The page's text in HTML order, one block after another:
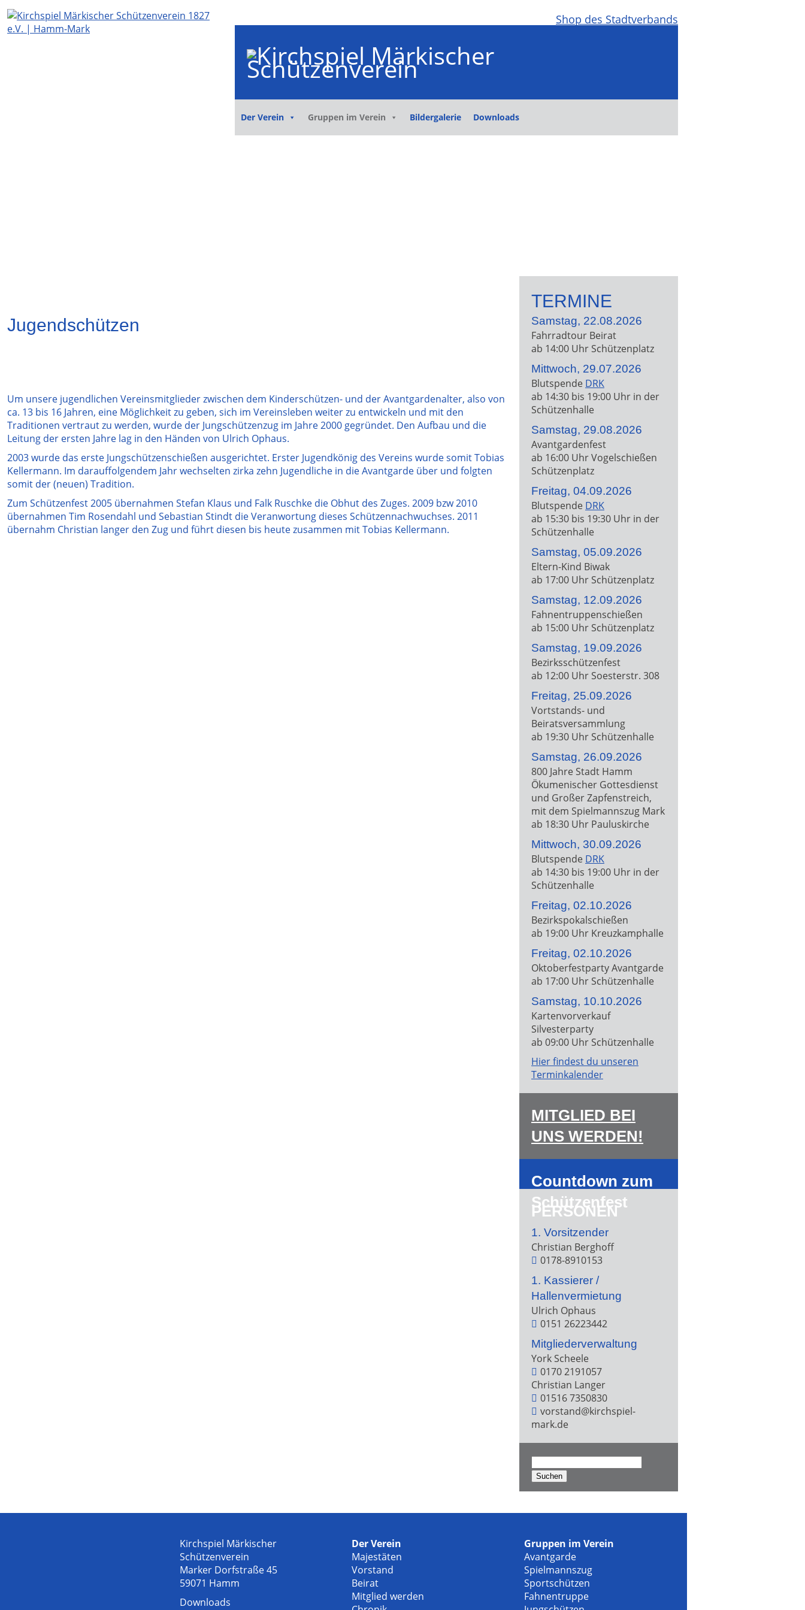
Shop des Stadtverbands
Der Verein Gruppen im Verein Bildergalerie Downloads
Jugendschützen
Um unsere jugendlichen Vereinsmitglieder zwischen dem Kinderschützen- und der Avantgardenalter, also von
ca. 13 bis 16 Jahren, eine Möglichkeit zu geben, sich im Vereinsleben weiter zu entwickeln und mit den
Traditionen vertraut zu werden, wurde der Jungschützenzug im Jahre 2000 gegründet. Den Aufbau und die
Leitung der ersten Jahre lag in den Händen von Ulrich Ophaus.
2003 wurde das erste Jungschützenschießen ausgerichtet. Erster Jugendkönig des Vereins wurde somit Tobias
Kellermann. Im darauffolgendem Jahr wechselten zirka zehn Jugendliche in die Avantgarde über und folgten
somit der (neuen) Tradition.
Zum Schützenfest 2005 übernahmen Stefan Klaus und Falk Ruschke die Obhut des Zuges. 2009 bzw 2010
übernahmen Tim Rosendahl und Sebastian Stindt die Veranwortung dieses Schützennachwuchses. 2011
übernahm Christian langer den Zug und führt diesen bis heute zusammen mit Tobias Kellermann.
TERMINE
Samstag, 22.08.2026
Fahrradtour Beirat
ab 14:00 Uhr Schützenplatz
Mittwoch, 29.07.2026
Blutspende DRK
ab 14:30 bis 19:00 Uhr in der
Schützenhalle
Samstag, 29.08.2026
Avantgardenfest
ab 16:00 Uhr Vogelschießen
Schützenplatz
Freitag, 04.09.2026
Blutspende DRK
ab 15:30 bis 19:30 Uhr in der
Schützenhalle
Samstag, 05.09.2026
Eltern-Kind Biwak
ab 17:00 Uhr Schützenplatz
Samstag, 12.09.2026
Fahnentruppenschießen
ab 15:00 Uhr Schützenplatz
Samstag, 19.09.2026
Bezirksschützenfest
ab 12:00 Uhr Soesterstr. 308
Freitag, 25.09.2026
Vortstands- und
Beiratsversammlung
ab 19:30 Uhr Schützenhalle
Samstag, 26.09.2026
800 Jahre Stadt Hamm
Ökumenischer Gottesdienst
und Großer Zapfenstreich,
mit dem Spielmannszug Mark
ab 18:30 Uhr Pauluskirche
Mittwoch, 30.09.2026
Blutspende DRK
ab 14:30 bis 19:00 Uhr in der
Schützenhalle
Freitag, 02.10.2026
Bezirkspokalschießen
ab 19:00 Uhr Kreuzkamphalle
Freitag, 02.10.2026
Oktoberfestparty Avantgarde
ab 17:00 Uhr Schützenhalle
Samstag, 10.10.2026
Kartenvorverkauf
Silvesterparty
ab 09:00 Uhr Schützenhalle
Hier findest du unseren
Terminkalender
MITGLIED BEI
UNS WERDEN!
Countdown zum
Schützenfest
PERSONEN
1. Vorsitzender
Christian Berghoff
0178-8910153
1. Kassierer /
Hallenvermietung
Ulrich Ophaus
0151 26223442
Mitgliederverwaltung
York Scheele
0170 2191057
Christian Langer
01516 7350830
vorstand@kirchspiel-
mark.de
Suchen
nach:
Kirchspiel Märkischer
Schützenverein
Marker Dorfstraße 45
59071 Hamm
Downloads
Der Verein
Majestäten
Vorstand
Beirat
Mitglied werden
Gruppen im Verein
Avantgarde
Spielmannszug
Sportschützen
Fahnentruppe